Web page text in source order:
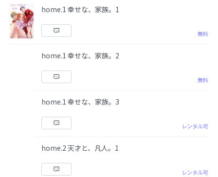
home.1 幸せな、家族。1
無料
home.1 幸せな、家族。2
無料
home.1 幸せな、家族。3
レンタル可
home.2 天才と、凡人。1
レンタル可